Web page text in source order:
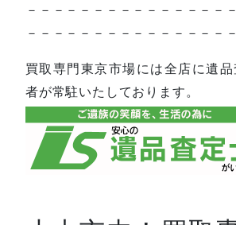
－－－－－－－－－－－－－－－
－－－－－－－－－－－－－－－－
買取専門東京市場には全店に遺
者が常駐いたしております。